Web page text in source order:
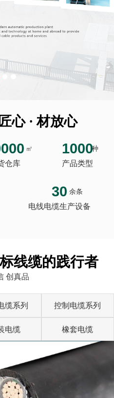
心 · 材放心
㎡
仓库
1000种
产品类型
30 余条
电线电缆生产设备
线缆的践行者
创真品
缆系列 控制电缆系列
电缆 橡套电缆